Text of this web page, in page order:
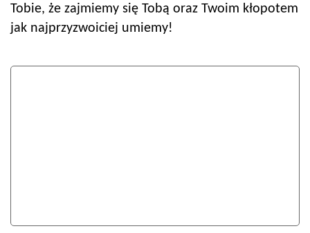
Tobie, że zajmiemy się Tobą oraz Twoim kłopotem
jak najprzyzwoiciej umiemy!